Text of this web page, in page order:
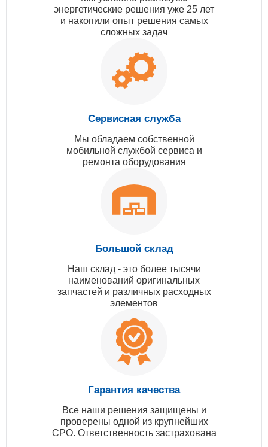
энергетические решения уже 25 лет
и накопили опыт решения самых
сложных задач
Сервисная служба
Мы обладаем собственной
мобильной службой сервиса и
ремонта оборудования
Большой склад
Наш склад - это более тысячи
наименований оригинальных
запчастей и различных расходных
элементов
Гарантия качества
Все наши решения защищены и
проверены одной из крупнейших
СРО. Ответственность застрахована